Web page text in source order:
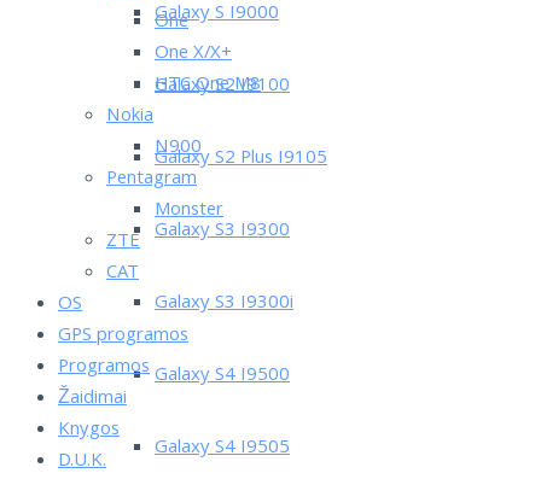
Galaxy S I9000
Galaxy S2 I9100
Galaxy S2 Plus I9105
Galaxy S3 I9300
Galaxy S3 I9300i
Galaxy S4 I9500
Galaxy S4 I9505
One
One X/X+
HTC One M8
Nokia
N900
Pentagram
Monster
ZTE
CAT
OS
GPS programos
Programos
Žaidimai
Knygos
D.U.K.